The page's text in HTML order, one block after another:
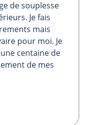
de souplesse
Je fais
mais
pour moi. Je
centaine de
de mes